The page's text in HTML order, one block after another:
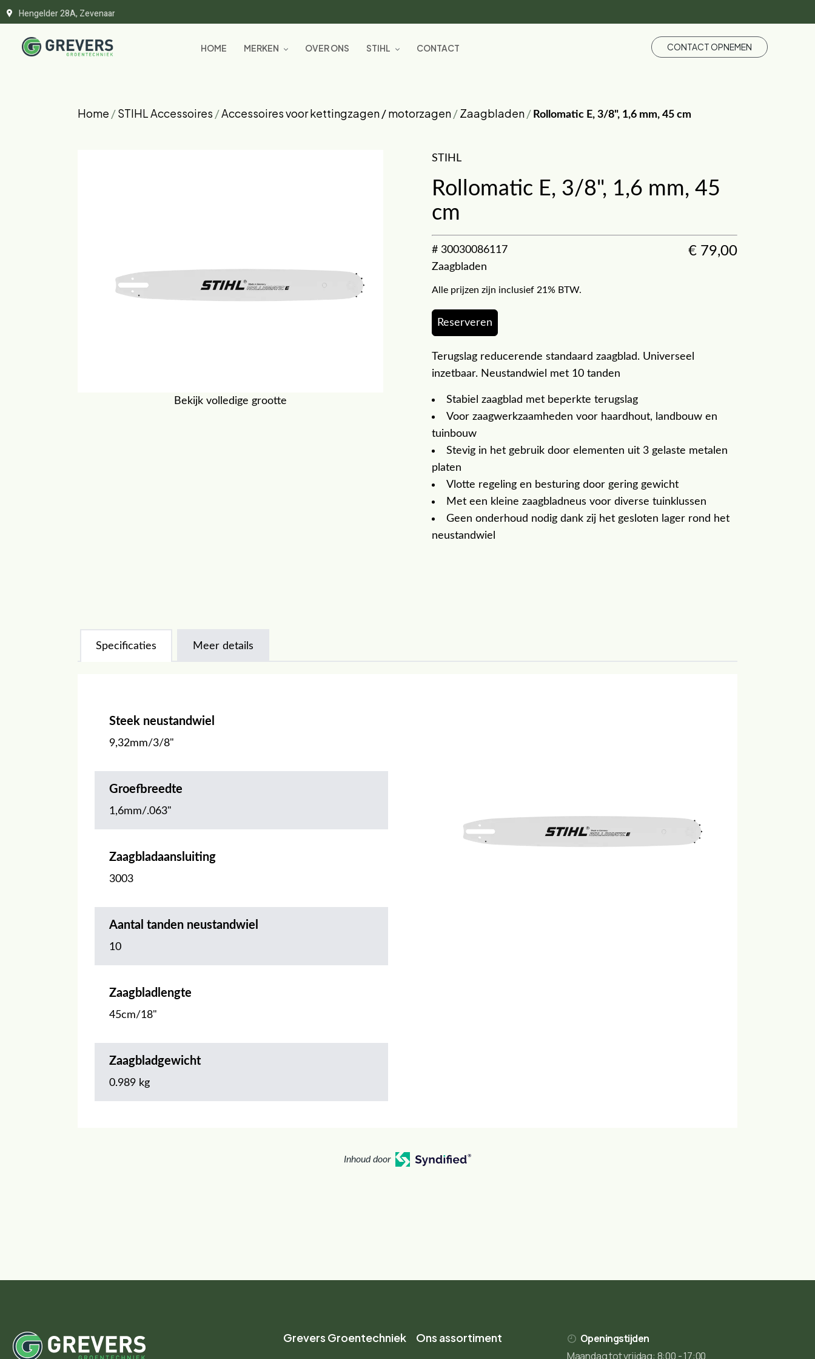
Hengelder 28A, Zevenaar
HOME MERKEN OVER ONS STIHL CONTACT CONTACT OPNEMEN
Home /STIHL Accessoires /Accessoires voor kettingzagen / motorzagen/Zaagbladen/ Rollomatic E, 3/8", 1,6 mm, 45 cm
Bekijk volledige grootte
STIHL
Rollomatic E, 3/8", 1,6 mm, 45
cm
# 30030086117
Zaagbladen
€ 79,00
Alle prijzen zijn inclusief 21% BTW.
Reserveren
Terugslag reducerende standaard zaagblad. Universeel
inzetbaar. Neustandwiel met 10 tanden
Stabiel zaagblad met beperkte terugslag
Voor zaagwerkzaamheden voor haardhout, landbouw en
tuinbouw
Stevig in het gebruik door elementen uit 3 gelaste metalen
platen
Vlotte regeling en besturing door gering gewicht
Met een kleine zaagbladneus voor diverse tuinklussen
Geen onderhoud nodig dank zij het gesloten lager rond het
neustandwiel
Specificaties Meer details
Steek neustandwiel
9,32mm/3/8"
Groefbreedte
1,6mm/.063"
Zaagbladaansluiting
3003
Aantal tanden neustandwiel
10
Zaagbladlengte
45cm/18"
Zaagbladgewicht
0.989 kg
Inhoud door
Grevers Groentechniek Ons assortiment
Openingstijden
Maandag tot vrijdag: 8:00 - 17:00